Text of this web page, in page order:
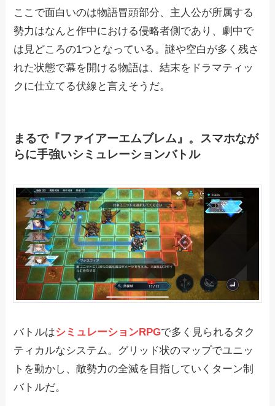
ここで面白いのは物語冒頭部分、主人公が所属する
勢力はなんと作中における侵略者側であり、劇中で
は見どころの1つとなっている。謎や空白が多く残さ
れた状態で幕を開ける物語は、結末をドラマティッ
クに仕立てる伏線と言えそうだ。
まるで『ファイアーエムブレム』。スマホなが
らに手強いシミュレーションバトル
バトルはシミュレーションRPGで多く見られるタク
ティカルなシステム。グリッド状のマップでユニッ
トを動かし、敵勢力の全滅を目指していくターン制
バトルだ。